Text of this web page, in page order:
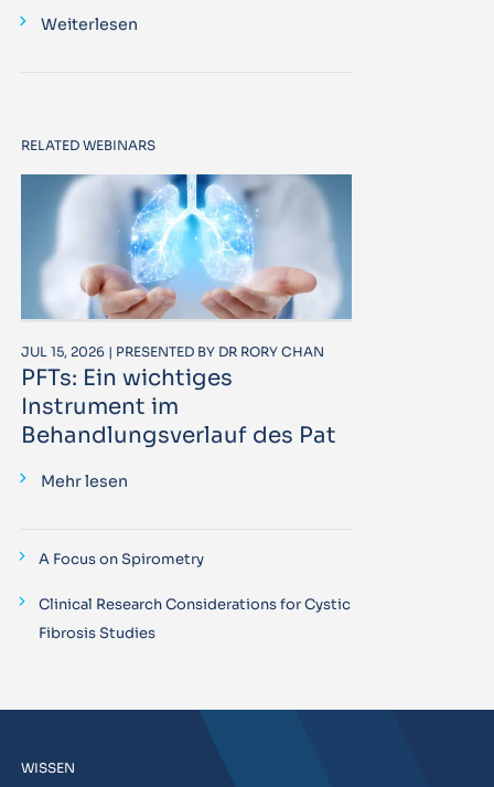
Weiterlesen
RELATED WEBINARS
JUL 15, 2026 | PRESENTED BY DR RORY CHAN
PFTs: Ein wichtiges
Instrument im
Behandlungsverlauf des Pat
Mehr lesen
A Focus on Spirometry
Clinical Research Considerations for Cystic
Fibrosis Studies
WISSEN